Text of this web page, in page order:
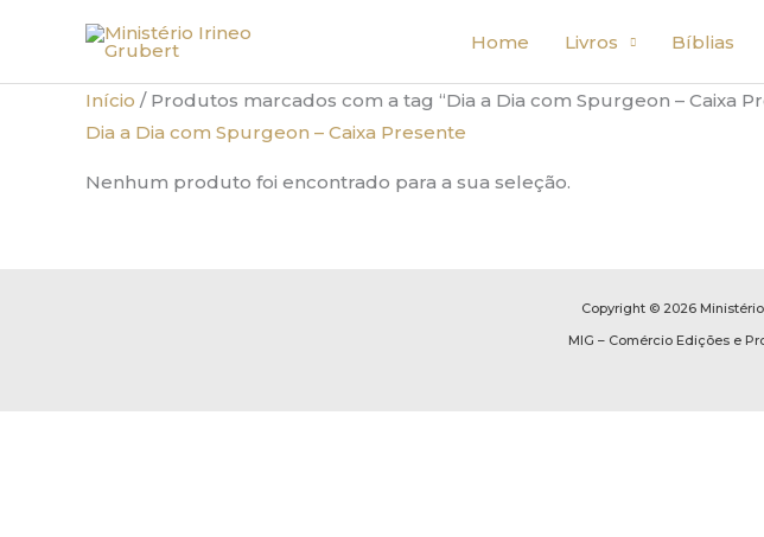
o
conteúdo
Home Livros Bíblias
Início / Produtos marcados com a tag “Dia a Dia com Spurgeon – Caixa
Dia a Dia com Spurgeon – Caixa Presente
Nenhum produto foi encontrado para a sua seleção.
Copyright © 2026
MIG – Comércio Edições e